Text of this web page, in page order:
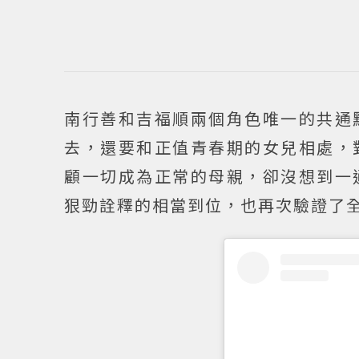
南行善和吉福順兩個角色唯一的共
去，還要和正值青春期的女兒相處
顧一切成為正常的母親，卻沒想到
狠勁詮釋的相當到位，也再次驗證了